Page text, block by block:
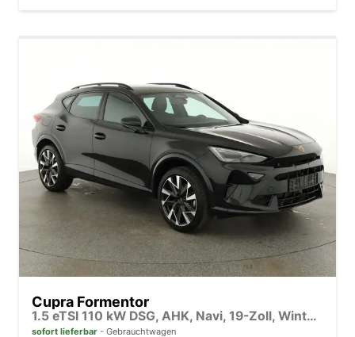
Cupra Formentor
1.5 eTSI 110 kW DSG, AHK, Navi, 19-Zoll, Winterpaket
sofort lieferbar Gebrauchtwagen